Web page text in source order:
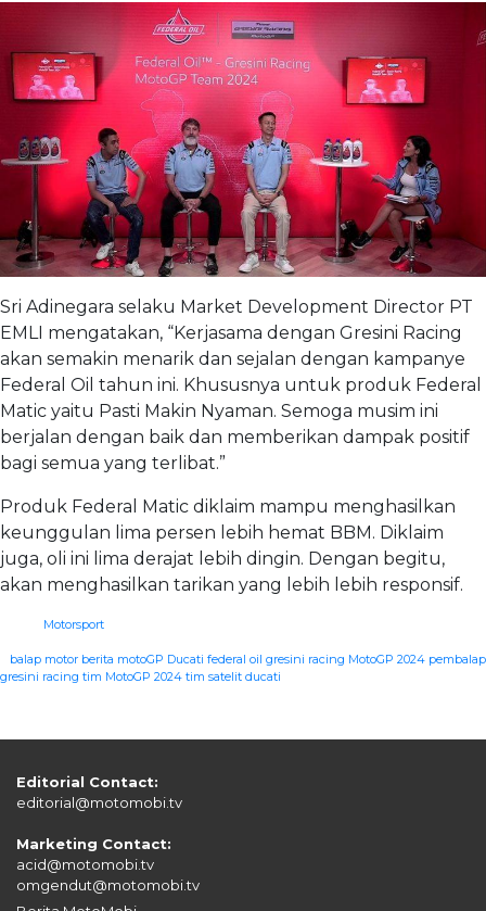
Sri Adinegara selaku Market Development Director PT
EMLI mengatakan, “Kerjasama dengan Gresini Racing
akan semakin menarik dan sejalan dengan kampanye
Federal Oil tahun ini. Khususnya untuk produk Federal
Matic yaitu Pasti Makin Nyaman. Semoga musim ini
berjalan dengan baik dan memberikan dampak positif
bagi semua yang terlibat.”
Produk Federal Matic diklaim mampu menghasilkan
keunggulan lima persen lebih hemat BBM. Diklaim
juga, oli ini lima derajat lebih dingin. Dengan begitu,
akan menghasilkan tarikan yang lebih lebih responsif.
Motorsport
balap motor berita motoGP Ducati federal oil gresini racing MotoGP 2024 pembalap
gresini racing tim MotoGP 2024 tim satelit ducati
Editorial Contact:
editorial@motomobi.tv
Marketing Contact:
acid@motomobi.tv
omgendut@motomobi.tv